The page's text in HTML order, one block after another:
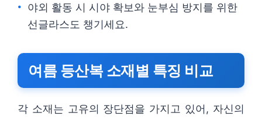
야외 활동 시 시야 확보와 눈부심 방지를 위한
선글라스도 챙기세요.
여름 등산복 소재별 특징 비교
각 소재는 고유의 장단점을 가지고 있어, 자신의